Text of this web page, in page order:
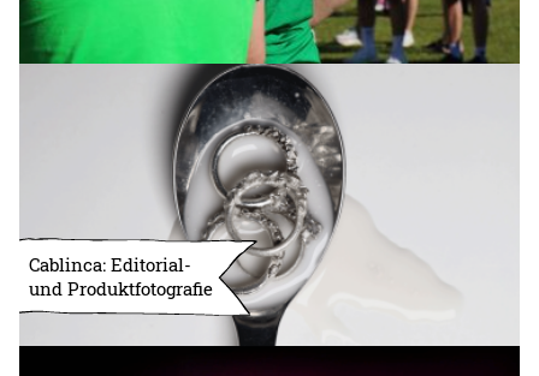
Cablinca: Editorial-
und Produktfotografie